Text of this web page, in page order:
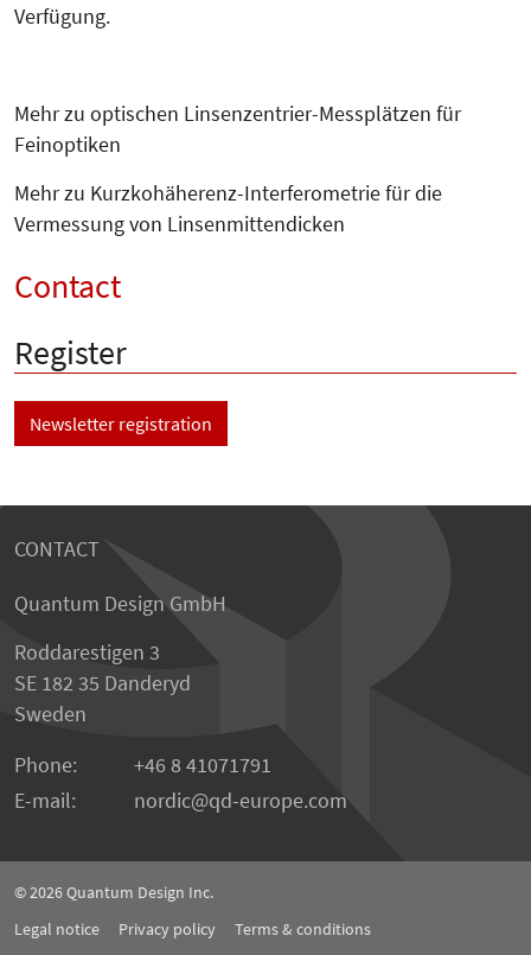
Verfügung.
Mehr zu optischen Linsenzentrier-Messplätzen für
Feinoptiken
Mehr zu Kurzkohäherenz-Interferometrie für die
Vermessung von Linsenmittendicken
Contact
Register
Newsletter registration
CONTACT
Quantum Design GmbH
Roddarestigen 3
SE 182 35 Danderyd
Sweden
Phone:
+46 8 41071791
E-mail:
nordic qd-europe.com
© 2026Quantum Design Inc.
Legal notice
Privacy policy
Terms & conditions